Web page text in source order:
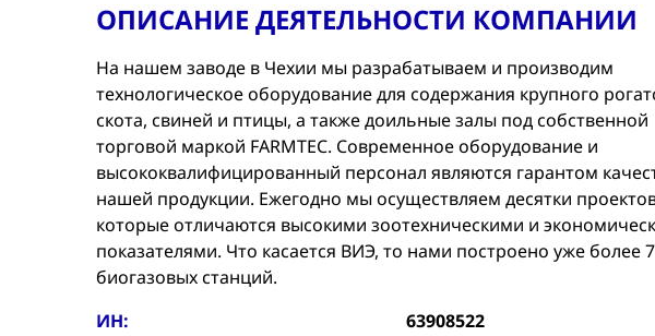
ОПИСАНИЕ ДЕЯТЕЛЬНОСТИ КОМПАНИИ
На нашем заводе в Чехии мы разрабатываем и производим
технологическое оборудование для содержания крупного
скота, свиней и птицы, а также доильные залы под собственной
торговой маркой FARMTEC. Современное оборудование и
высококвалифицированный персонал являются гарантом
нашей продукции. Ежегодно мы осуществляем десятки
которые отличаются высокими зоотехническими и
показателями. Что касается ВИЭ, то нами построено уже более
биогазовых станций.
ИН:
63908522